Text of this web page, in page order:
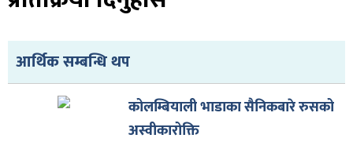
आर्थिक सम्बन्धि थप
कोलम्बियाली भाडाका सैनिकबारे रुसको
अस्वीकारोक्ति